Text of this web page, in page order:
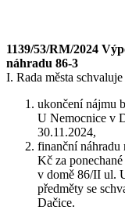
1139/53/RM/2024
náhradu 86-3
I. Rada města schvaluje
ukončení nájmu
U Nemocnice v
30.11.2024,
finanční
Kč za
v domě 86/II ul.
předměty se
Dačice.